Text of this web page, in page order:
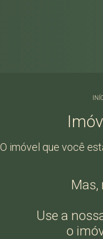
O imóvel que você
Mas,
Use a
o